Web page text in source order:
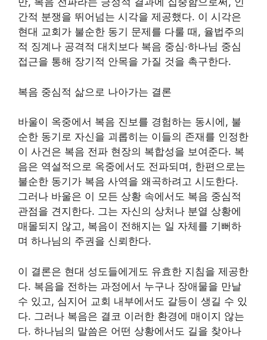
간적 분쟁을 뛰어넘는 시각을 제공했다. 이 시각은
현대 교회가 불순한 동기 문제를 다룰 때, 율법주의
적 징계나 공격적 대치보다 복음 중심·하나님 중심
접근을 통해 장기적 안목을 가질 것을 촉구한다.
복음 중심적 삶으로 나아가는 결론
바울이 옥중에서 복음 진보를 경험하는 동시에, 불
순한 동기로 자신을 괴롭히는 이들의 존재를 인정한
이 사건은 복음 전파 현장의 복합성을 보여준다. 복
음은 역설적으로 옥중에서도 전파되며, 한편으로는
불순한 동기가 복음 사역을 왜곡하려고 시도한다.
그러나 바울은 이 모든 상황 속에서도 복음 중심적
관점을 견지한다. 그는 자신의 상처나 분열 상황에
매몰되지 않고, 복음이 전해지는 일 자체를 기뻐하
며 하나님의 주권을 신뢰한다.
이 결론은 현대 성도들에게도 유효한 지침을 제공한
다. 복음을 전하는 과정에서 누구나 장애물을 만날
수 있고, 심지어 교회 내부에서도 갈등이 생길 수 있
다. 그러나 복음은 결코 이러한 환경에 매이지 않는
다. 하나님의 말씀은 어떤 상황에서도 길을 찾아나